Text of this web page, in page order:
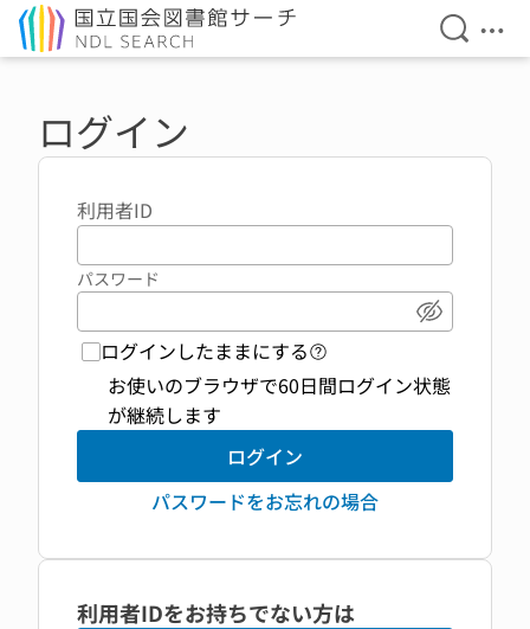
検索を
メ
ログイン
利用者ID
パスワード
パスワー
ログインしたままにする ログイン機能 ヘルプペ
お使いのブラウザで60日間ログイン状態
が継続します
ログイン
パスワードをお忘れの場合
利用者IDをお持ちでない方は